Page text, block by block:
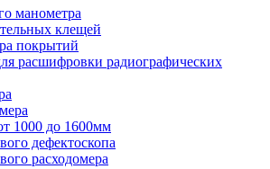
манометра
клещей
покрытий
расшифровки радиографических
1000 до 1600мм
дефектоскопа
расходомера